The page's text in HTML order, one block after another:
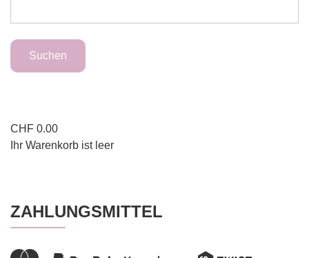
CHF 0.00
Ihr Warenkorb ist leer
ZAHLUNGSMITTEL